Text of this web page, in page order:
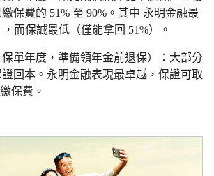
保費的 51% 至 90%。其中 永明金融最
而保誠最低（僅能拿回 51%）。
保單年度，準備領年金前退保）：大部分
回本。永明金融表現最卓越，保證可取
保費。